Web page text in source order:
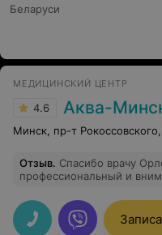
Беларуси
МЕДИЦИНСКИЙ ЦЕНТР
4.6 Аква-
Минск, пр-т
Отзыв. Спасибо врачу
профессиональный и
лечение с логической
с уверенность , что
надёжные руки.